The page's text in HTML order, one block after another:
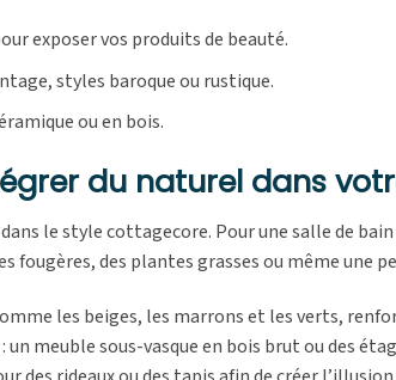
exposer vos produits de beauté.
styles baroque ou rustique.
ou en bois.
du naturel dans
le style cottagecore. Pour une salle de
fougères, des plantes grasses ou même une
les beiges, les marrons et les verts,
un meuble sous-vasque en bois brut ou des